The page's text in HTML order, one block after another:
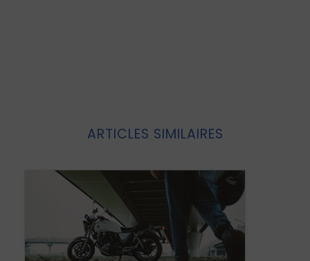
ARTICLES SIMILAIRES